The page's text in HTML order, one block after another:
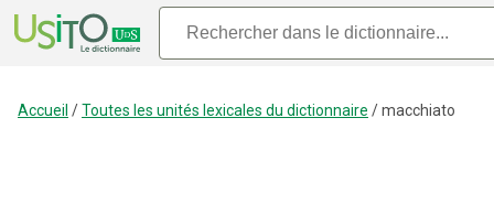
Accueil /Toutes les unités lexicales du dictionnaire /macchiato